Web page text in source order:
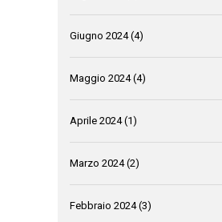
Giugno 2024(4)
Maggio 2024(4)
Aprile 2024(1)
Marzo 2024(2)
Febbraio 2024(3)